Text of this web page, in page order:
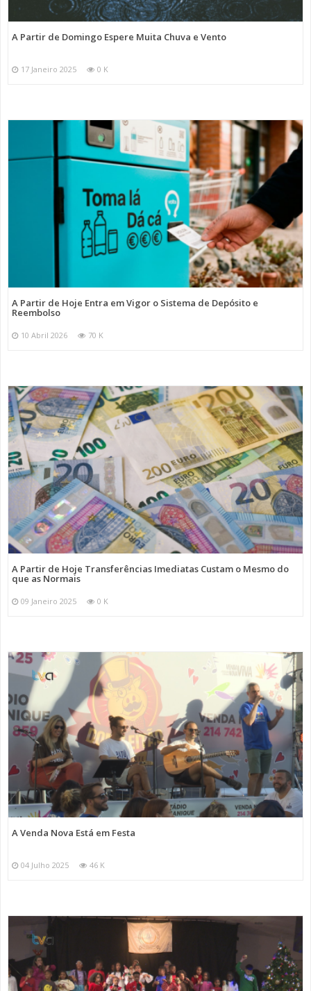
A Partir de Domingo Espere Muita Chuva e Vento
17 Janeiro 2025 0 K
A Partir de Hoje Entra em Vigor o Sistema de Depósito e
Reembolso
10 Abril 2026 70 K
A Partir de Hoje Transferências Imediatas Custam o Mesmo do
que as Normais
09 Janeiro 2025 0 K
A Venda Nova Está em Festa
04 Julho 2025 46 K